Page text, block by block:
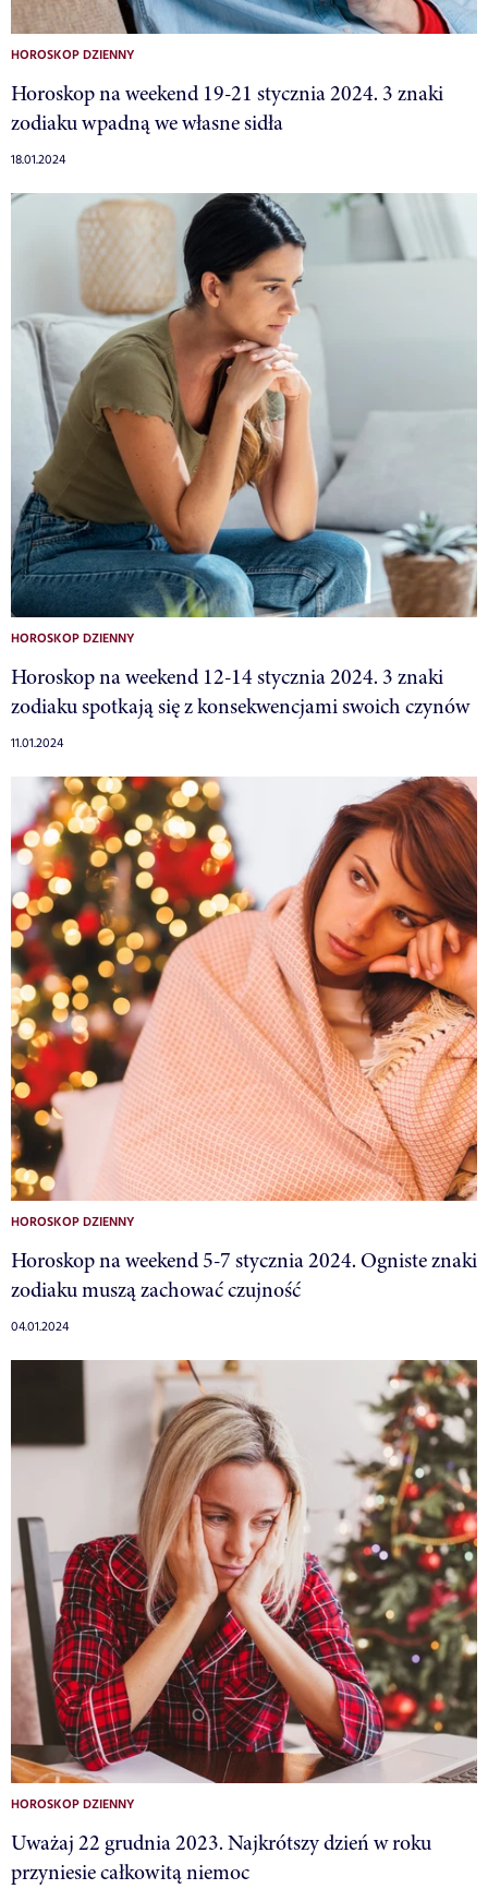
HOROSKOP DZIENNY
Horoskop na weekend 19-21 stycznia 2024. 3 znaki
zodiaku wpadną we własne sidła
18.01.2024
HOROSKOP DZIENNY
Horoskop na weekend 12-14 stycznia 2024. 3 znaki
zodiaku spotkają się z konsekwencjami swoich czynów
11.01.2024
HOROSKOP DZIENNY
Horoskop na weekend 5-7 stycznia 2024. Ogniste znaki
zodiaku muszą zachować czujność
04.01.2024
HOROSKOP DZIENNY
Uważaj 22 grudnia 2023. Najkrótszy dzień w roku
przyniesie całkowitą niemoc